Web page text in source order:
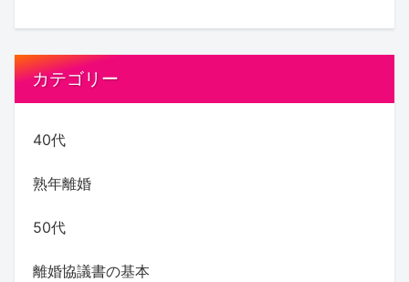
カテゴリー
40代
熟年離婚
50代
離婚協議書の基本